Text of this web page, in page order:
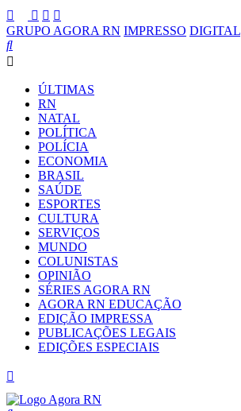
GRUPO AGORA RN IMPRESSO DIGITAL
ÚLTIMAS
RN
NATAL
POLÍTICA
POLÍCIA
ECONOMIA
BRASIL
SAÚDE
ESPORTES
CULTURA
SERVIÇOS
MUNDO
COLUNISTAS
OPINIÃO
SÉRIES AGORA RN
AGORA RN EDUCAÇÃO
EDIÇÃO IMPRESSA
PUBLICAÇÕES LEGAIS
EDIÇÕES ESPECIAIS